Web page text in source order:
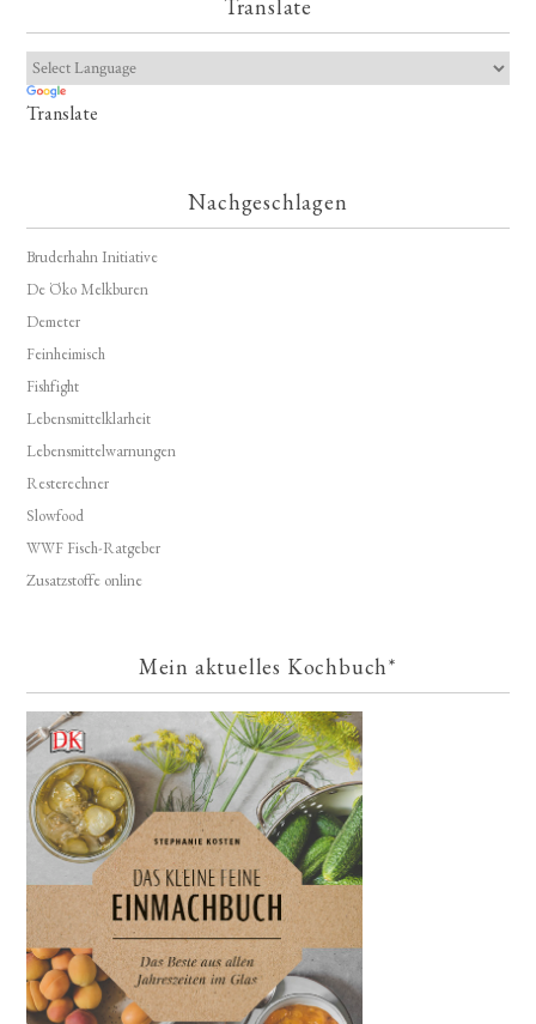
Translate
Translate
Nachgeschlagen
Bruderhahn Initiative
De Öko Melkburen
Demeter
Feinheimisch
Fishfight
Lebensmittelklarheit
Lebensmittelwarnungen
Resterechner
Slowfood
WWF Fisch-Ratgeber
Zusatzstoffe online
Mein aktuelles Kochbuch*